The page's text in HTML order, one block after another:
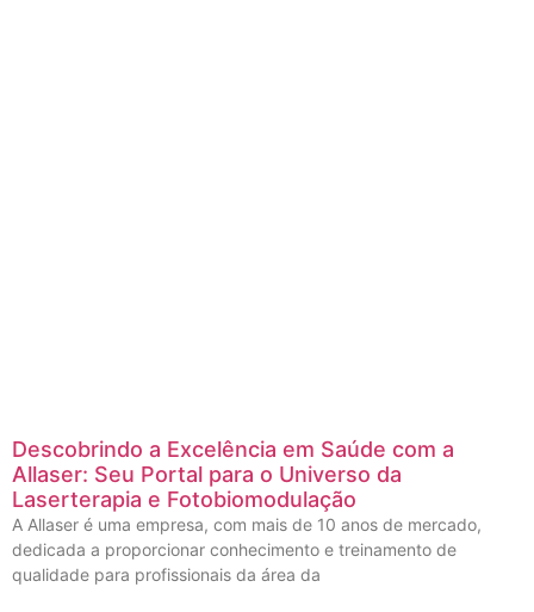
Descobrindo a Excelência em Saúde com a
Allaser: Seu Portal para o Universo da
Laserterapia e Fotobiomodulação
A Allaser é uma empresa, com mais de 10 anos de mercado,
dedicada a proporcionar conhecimento e treinamento de
qualidade para profissionais da área da